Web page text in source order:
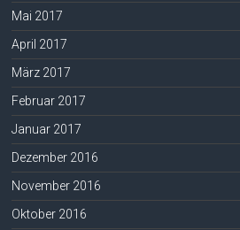
Mai 2017
April 2017
März 2017
Februar 2017
Januar 2017
Dezember 2016
November 2016
Oktober 2016